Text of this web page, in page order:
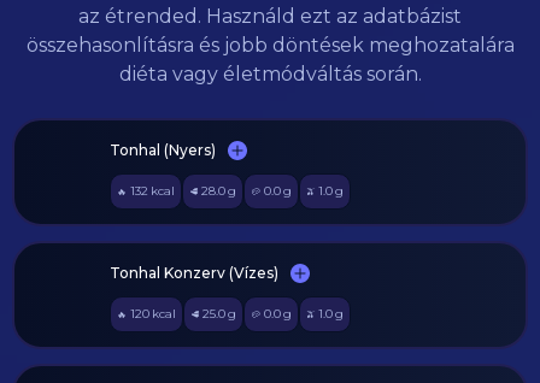
az étrended. Használd ezt az adatbázist
összehasonlításra és jobb döntések meghozatalára
diéta vagy életmódváltás során.
Tonhal (Nyers)
🔥 132 kcal 🥩 28.0g 🥔 0.0g 🫒 1.0g
Tonhal Konzerv (Vízes)
🔥 120 kcal 🥩 25.0g 🥔 0.0g 🫒 1.0g